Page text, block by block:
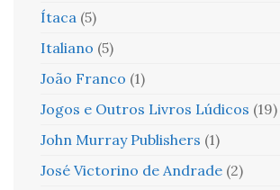
Ítaca (5)
Italiano (5)
João Franco (1)
Jogos e Outros Livros Lúdicos (19)
John Murray Publishers (1)
José Victorino de Andrade (2)